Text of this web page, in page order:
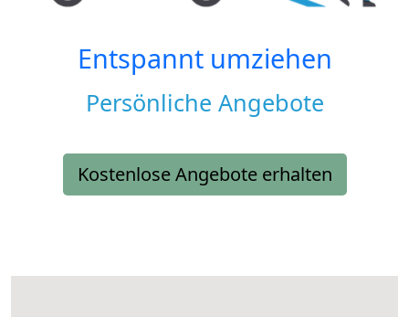
Entspannt umziehen
Persönliche Angebote
Kostenlose Angebote erhalten